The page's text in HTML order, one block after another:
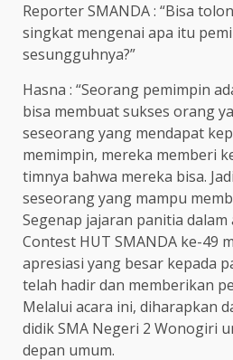
Reporter SMANDA : “Bisa
singkat mengenai apa itu
sesungguhnya?”
Hasna : “Seorang pemimpin
bisa membuat sukses orang
seseorang yang mendapat
memimpin, mereka memberi
timnya bahwa mereka bisa.
seseorang yang mampu
Segenap jajaran panitia dalam
Contest HUT SMANDA ke-49
apresiasi yang besar kepada
telah hadir dan memberikan
Melalui acara ini, diharapkan
didik SMA Negeri 2 Wonogiri
depan umum.